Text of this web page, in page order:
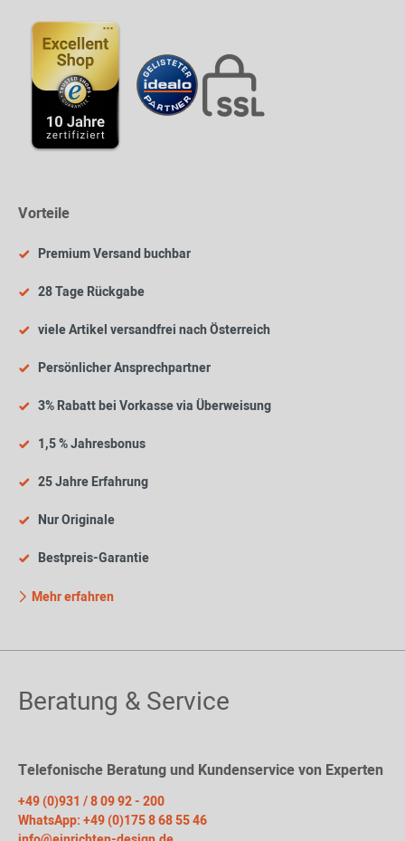
Vorteile
Premium Versand buchbar
28 Tage Rückgabe
viele Artikel versandfrei nach Österreich
Persönlicher Ansprechpartner
3% Rabatt bei Vorkasse via Überweisung
1,5 % Jahresbonus
25 Jahre Erfahrung
Nur Originale
Bestpreis-Garantie
Mehr erfahren
Beratung & Service
Telefonische Beratung und Kundenservice von Experten
+49 (0)931 / 8 09 92 - 200
WhatsApp: +49 (0)175 8 68 55 46